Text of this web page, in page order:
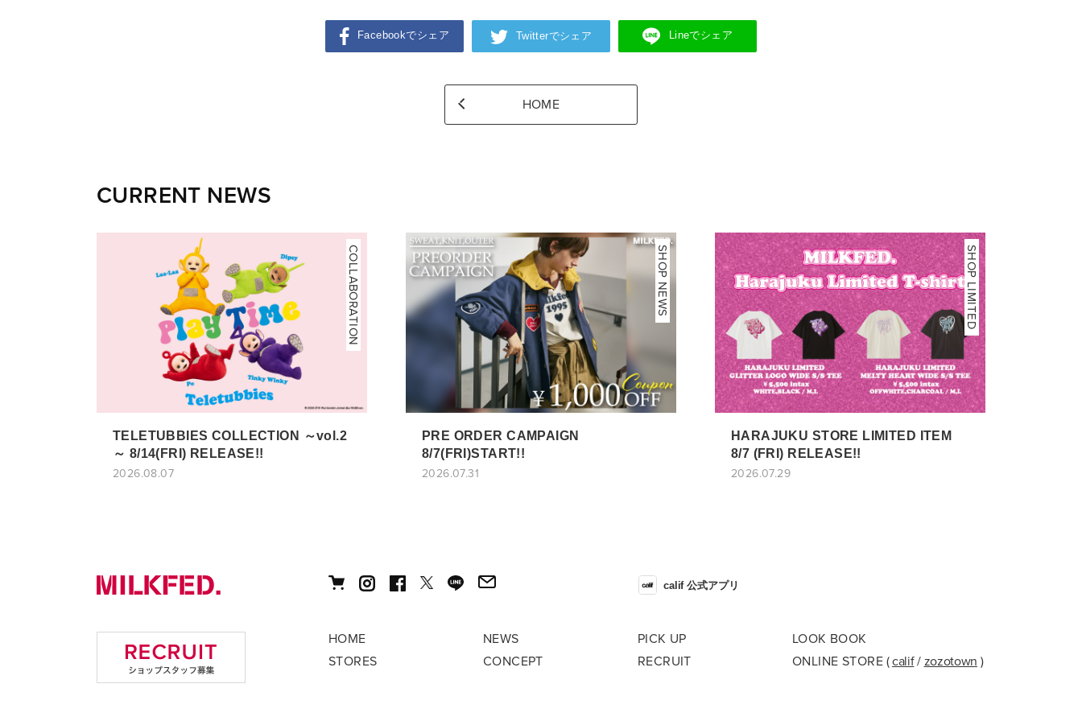
Facebookでシェア Twitterでシェア Lineでシェア
HOME
CURRENT NEWS
COLLABORATION
TELETUBBIES COLLECTION ～vol.2
～ 8/14(FRI) RELEASE!!
2026.08.07
NEWS
SHOP NEWS
PRE ORDER CAMPAIGN
8/7(FRI)START!!
2026.07.31
SHOP LIMITED
HARAJUKU STORE LIMITED ITEM
8/7 (FRI) RELEASE!!
2026.07.29
HOME NEWS PICK UP
LOOK BOOK
STORES
CONCEPT RECRUIT ONLINE STORE (calif/ zozotown )
calif 公式アプリ